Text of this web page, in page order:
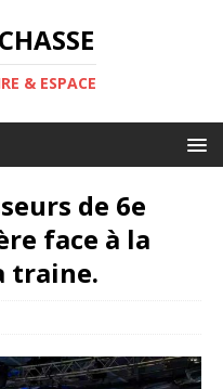
& ESPACE
de 6e
face à la
traine.